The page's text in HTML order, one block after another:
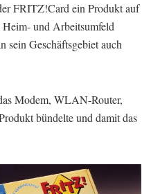
FRITZ!Card ein Produkt auf
und Arbeitsumfeld
sein Geschäftsgebiet auch
Modem, WLAN-Router,
bündelte und damit das